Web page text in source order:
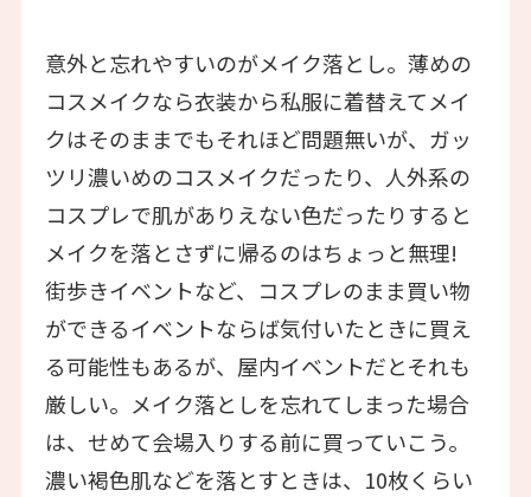
意外と忘れやすいのがメイク落とし。薄めの
コスメイクなら衣装から私服に着替えてメイ
クはそのままでもそれほど問題無いが、ガッ
ツリ濃いめのコスメイクだったり、人外系の
コスプレで肌がありえない色だったりすると
メイクを落とさずに帰るのはちょっと無理!
街歩きイベントなど、コスプレのまま買い物
ができるイベントならば気付いたときに買え
る可能性もあるが、屋内イベントだとそれも
厳しい。メイク落としを忘れてしまった場合
は、せめて会場入りする前に買っていこう。
濃い褐色肌などを落とすときは、10枚くらい